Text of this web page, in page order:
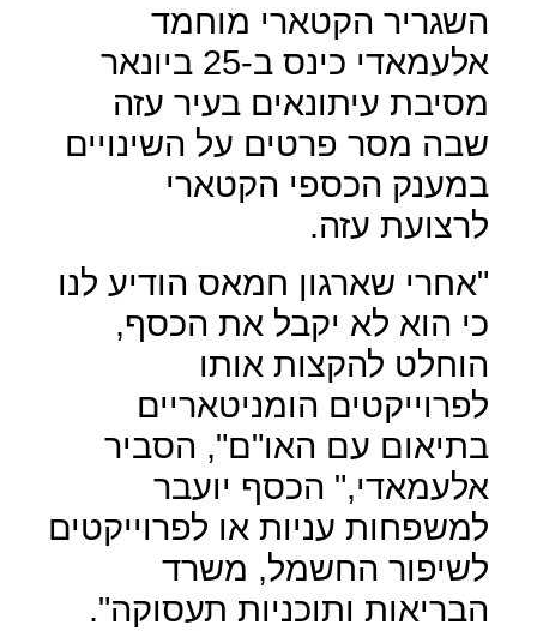
השגריר הקטארי מוחמד
אלעמאדי כינס ב-25 ביונאר
מסיבת עיתונאים בעיר עזה
שבה מסר פרטים על השינויים
במענק הכספי הקטארי
לרצועת עזה.
"אחרי שארגון חמאס הודיע לנו
כי הוא לא יקבל את הכסף,
הוחלט להקצות אותו
לפרוייקטים הומניטאריים
בתיאום עם האו"ם", הסביר
אלעמאדי," הכסף יועבר
למשפחות עניות או לפרוייקטים
לשיפור החשמל, משרד
הבריאות ותוכניות תעסוקה".